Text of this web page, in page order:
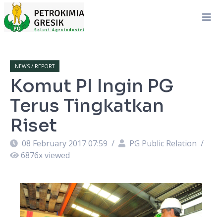
NEWS / REPORT
Komut PI Ingin PG
Terus Tingkatkan
Riset
08 February 2017 07:59 / PG Public Relation /
6876x viewed